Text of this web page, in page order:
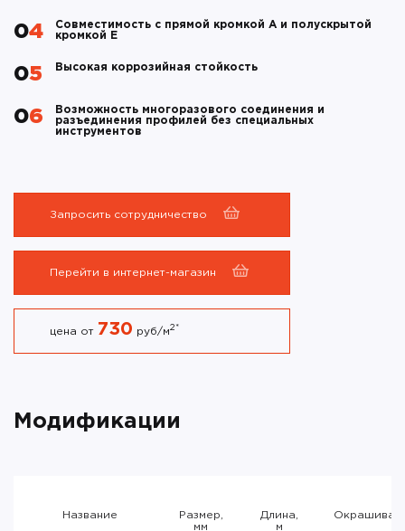
04
Совместимость с прямой кромкой А и полускрытой
кромкой Е
05 Высокая коррозийная стойкость
06
Возможность многоразового соединения и
разъединения профилей без специальных
инструментов
Запросить сотрудничество
Перейти в интернет-магазин
цена от 730 руб/м2 *
Модификации
Название
Размер,
мм
Длина,
м